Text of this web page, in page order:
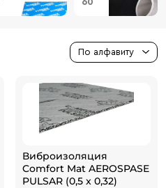
По алфавиту
Виброизоляция
Comfort Mat AEROSPASE
PULSAR (0,5 x 0,32)